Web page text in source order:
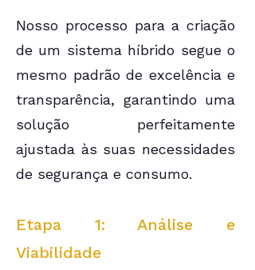
Nosso processo para a criação
de um sistema híbrido segue o
mesmo padrão de excelência e
transparência, garantindo uma
solução perfeitamente
ajustada às suas necessidades
de segurança e consumo.
Etapa 1: Análise e
Viabilidade